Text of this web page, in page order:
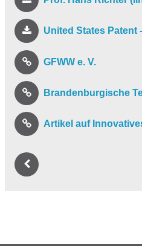
United States Patent
GFWW e. V.
Brandenburgische Technische
Artikel auf